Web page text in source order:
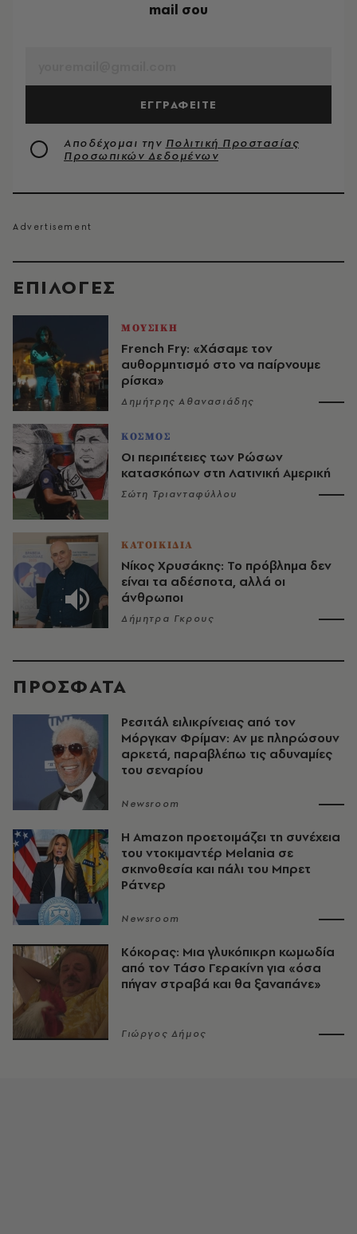
EΠΙΛΟΓΈΣ
ΜΟΥΣΙΚΗ
French Fry: «Χάσαμε τον
αυθορμητισμό στο να παίρνουμε
ρίσκα»
Δημήτρης Αθανασιάδης
ΚΟΣΜΟΣ
Οι περιπέτειες των Ρώσων
κατασκόπων στη Λατινική Αμερική
Σώτη Τριανταφύλλου
ΚΑΤΟΙΚΙΔΙΑ
Νίκος Χρυσάκης: Το πρόβλημα δεν
είναι τα αδέσποτα, αλλά οι
άνθρωποι
Δήμητρα Γκρους
mail σου
ΕΓΓΡΑΦΕΙΤΕ
Αποδέχομαι την Πολιτική Προστασίας
Προσωπικών Δεδομένων
ΠΡΟΣΦΑΤΑ
Ρεσιτάλ ειλικρίνειας από τον
Μόργκαν Φρίμαν: Αν με πληρώσουν
αρκετά, παραβλέπω τις αδυναμίες
του σεναρίου
Newsroom
Η Amazon προετοιμάζει τη συνέχεια
του ντοκιμαντέρ Melania σε
σκηνοθεσία και πάλι του Μπρετ
Ράτνερ
Newsroom
Κόκορας: Μια γλυκόπικρη κωμωδία
από τον Τάσο Γερακίνη για «όσα
πήγαν στραβά και θα ξαναπάνε»
Γιώργος Δήμος